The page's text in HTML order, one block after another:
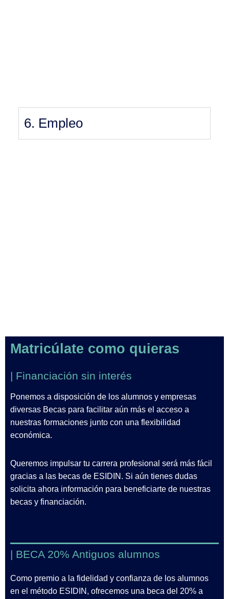
6. Empleo
Matricúlate como quieras
| Financiación sin interés
Ponemos a disposición de los alumnos y empresas
diversas Becas para facilitar aún más el acceso a
nuestras formaciones junto con una flexibilidad
económica.
Queremos impulsar tu carrera profesional será más fácil
gracias a las becas de ESIDIN. Si aún tienes dudas
solicita ahora información para beneficiarte de nuestras
becas y financiación.
| BECA 20% Antiguos alumnos
Como premio a la fidelidad y confianza de los alumnos
en el método ESIDIN, ofrecemos una beca del 20% a